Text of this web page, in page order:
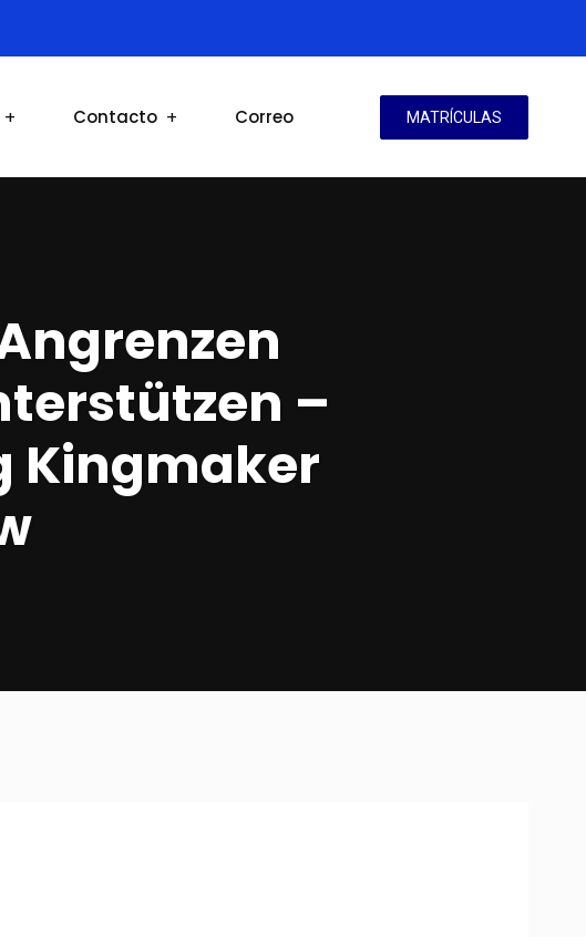
Contacto Correo MATRÍCULAS
–
Kingmaker